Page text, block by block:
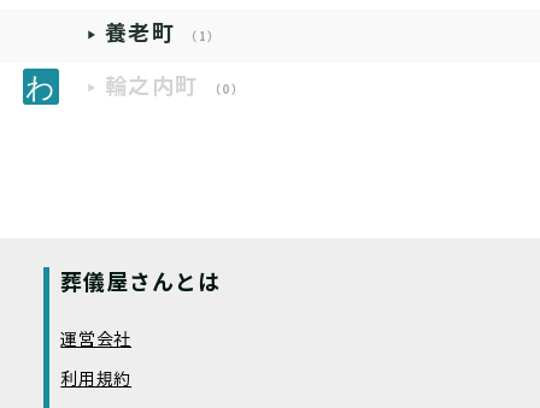
養老町 （1）
輪之内町 （0）
葬儀屋さんとは
運営会社
利用規約